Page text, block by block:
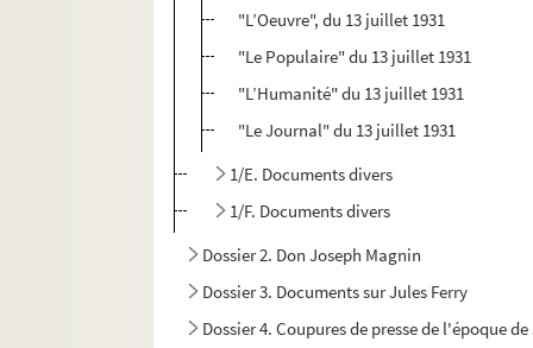
"L’Oeuvre", du 13 juillet 1931
"Le Populaire" du 13 juillet 1931
"L’Humanité" du 13 juillet 1931
"Le Journal" du 13 juillet 1931
1/E. Documents divers
1/F. Documents divers
Dossier 2. Don Joseph Magnin
Dossier 3. Documents sur Jules Ferry
Dossier 4. Coupures de presse de l'époque